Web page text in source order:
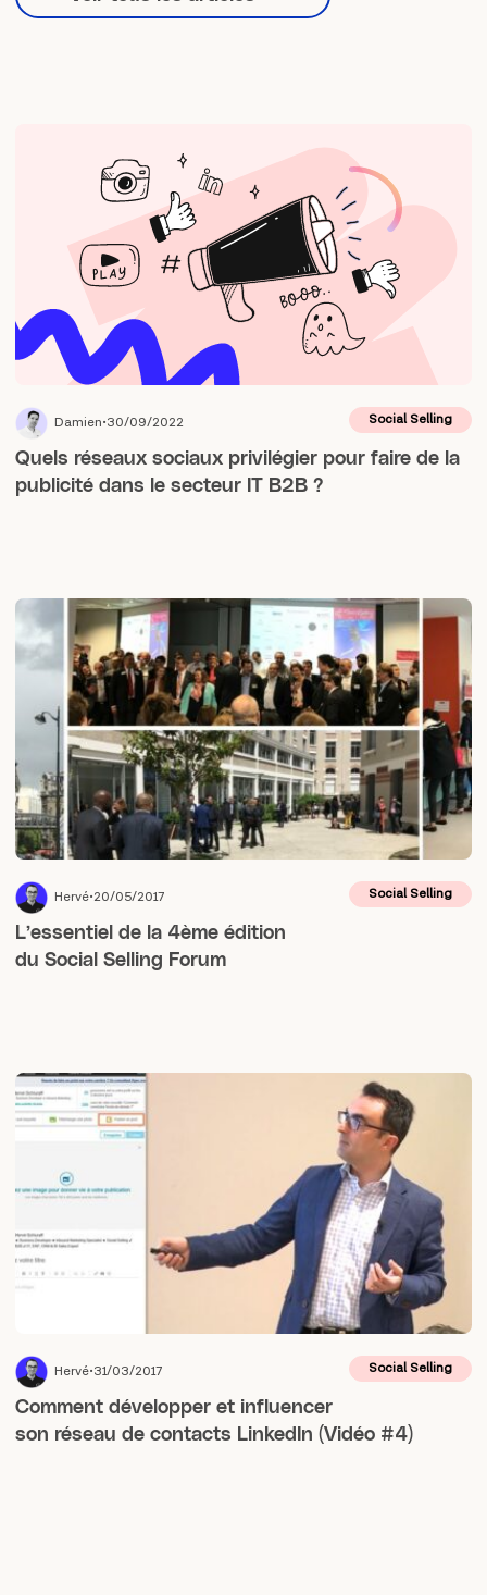
Damien 30/09/2022
Quels réseaux sociaux privilégier pour faire de la
publicité dans le secteur IT B2B ?
Social Selling
Hervé 20/05/2017
L’essentiel de la 4ème édition
du Social Selling Forum
Social Selling
Hervé 31/03/2017
Comment développer et influencer
son réseau de contacts LinkedIn (Vidéo #4)
Social Selling